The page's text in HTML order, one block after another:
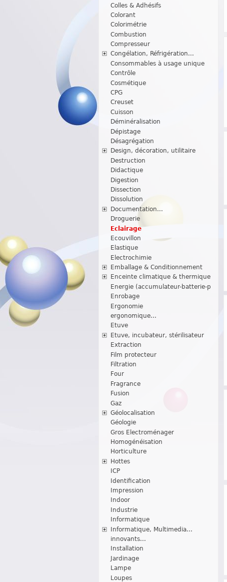
Colles & Adhésifs
Colorant
Colorimétrie
Combustion
Compresseur
Congélation, Réfrigération...
Consommables à usage unique
Contrôle
Cosmétique
CPG
Creuset
Cuisson
Déminéralisation
Dépistage
Désagrégation
Design, décoration, utilitaire
Destruction
Didactique
Digestion
Dissection
Dissolution
Documentation...
Droguerie
Eclairage
Ecouvillon
Elastique
Electrochimie
Emballage & Conditionnement
Enceinte climatique & thermique
Energie (accumulateur-batterie-p
Enrobage
Ergonomie
ergonomique...
Etuve
Etuve, incubateur, stérilisateur
Extraction
Film protecteur
Filtration
Four
Fragrance
Fusion
Gaz
Géolocalisation
Géologie
Gros Electroménager
Homogénéisation
Horticulture
Hottes
ICP
Identification
Impression
Indoor
Industrie
Informatique
Informatique, Multimedia...
innovants...
Installation
Jardinage
Lampe
Loupes